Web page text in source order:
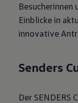
Besucherinnen
Einblicke in
innovative
Senders
Der SENDERS